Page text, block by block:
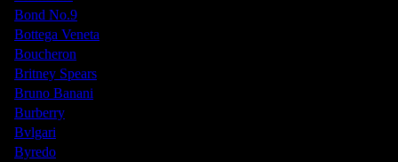
Bond No.9
Bottega Veneta
Boucheron
Britney Spears
Bruno Banani
Burberry
Bvlgari
Byredo